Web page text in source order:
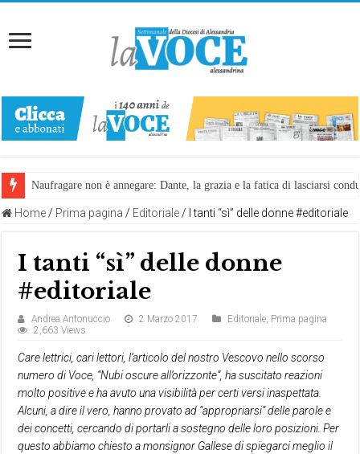
Naufragare non è annegare: Dante, la grazia e la fatica di lasciarsi
Home / Prima pagina / Editoriale / I tanti “sì” delle donne #editoriale
I tanti “sì” delle donne
#editoriale
Andrea Antonuccio 2 Marzo 2017 Editoriale, Prima pagina
2,663 Views
Care lettrici, cari lettori, l’articolo del nostro Vescovo nello scorso
numero di Voce, “Nubi oscure all’orizzonte”, ha suscitato reazioni
molto positive e ha avuto una visibilità per certi versi inaspettata.
Alcuni, a dire il vero, hanno provato ad “appropriarsi” delle parole e
dei concetti, cercando di portarli a sostegno delle loro posizioni. Per
questo abbiamo chiesto a monsignor Gallese di spiegarci meglio il